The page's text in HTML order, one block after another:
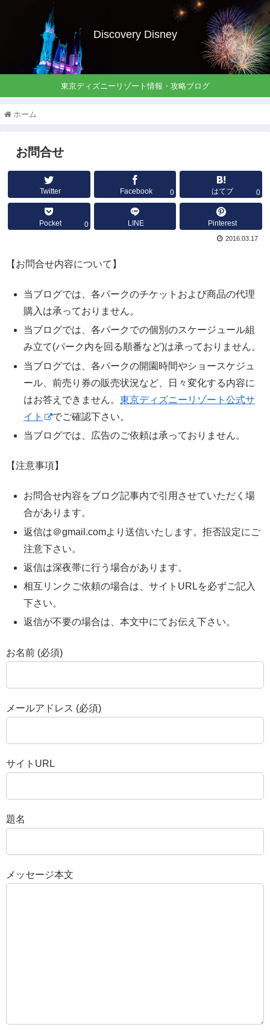
Discovery Disney
東京ディズニーリゾート情報・攻略ブログ
ホーム
お問合せ
Twitter Facebook 0 はてブ 0
Pocket 0 LINE Pinterest
2016.03.17
【お問合せ内容について】
当ブログでは、各パークのチケットおよび商品の代理
購入は承っておりません。
当ブログでは、各パークでの個別のスケージュール組
み立て(パーク内を回る順番など)は承っておりません。
当ブログでは、各パークの開園時間やショースケジュ
ール、前売り券の販売状況など、日々変化する内容に
はお答えできません。東京ディズニーリゾート公式サ
イト
でご確認下さい。
当ブログでは、広告のご依頼は承っておりません。
【注意事項】
お問合せ内容をブログ記事内で引用させていただく場
合があります。
返信は＠gmail.comより送信いたします。拒否設定にご
注意下さい。
返信は深夜帯に行う場合があります。
相互リンクご依頼の場合は、サイトURLを必ずご記入
下さい。
返信が不要の場合は、本文中にてお伝え下さい。
お名前 (必須)
メールアドレス (必須)
サイトURL
題名
メッセージ本文